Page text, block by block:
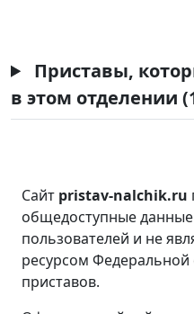
Приставы,
в этом отделении
Сайт pristav-nalchik.ru
общедоступные данные
пользователей и не
ресурсом
приставов.